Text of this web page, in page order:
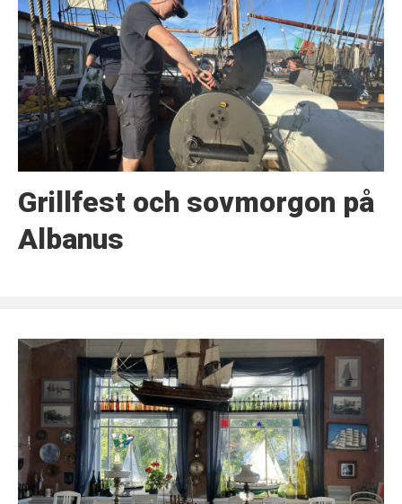
Grillfest och sovmorgon på
Albanus